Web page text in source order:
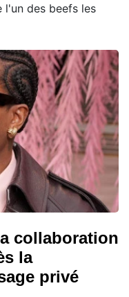
l'un des beefs les
collaboration
la
privé